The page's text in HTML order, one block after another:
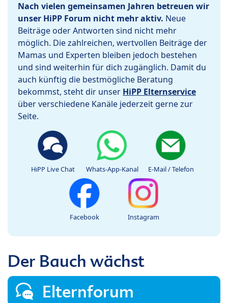
Nach vielen gemeinsamen Jahren betreuen wir
unser HiPP Forum nicht mehr aktiv. Neue
Beiträge oder Antworten sind nicht mehr
möglich. Die zahlreichen, wertvollen Beiträge der
Mamas und Experten bleiben jedoch bestehen
und sind weiterhin für dich zugänglich. Damit du
auch künftig die bestmögliche Beratung
bekommst, steht dir unser HiPP Elternservice
über verschiedene Kanäle jederzeit gerne zur
Seite.
HiPP Live Chat Whats-App-Kanal E-Mail / Telefon
Facebook Instagram
Der Bauch wächst
Elternforum